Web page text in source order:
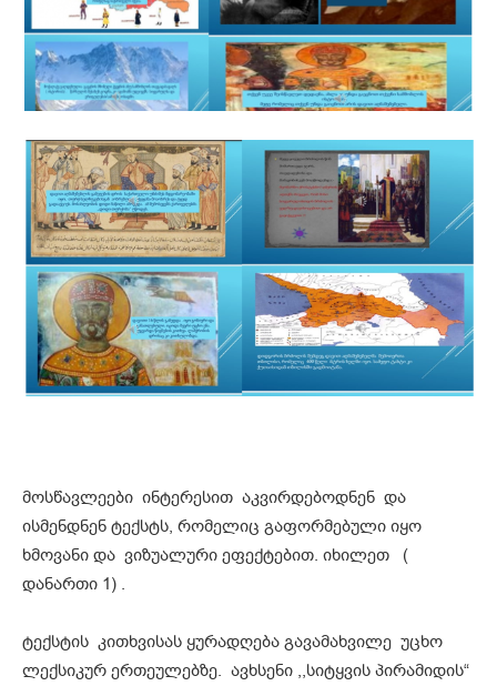
მოსწავლეები ინტერესით აკვირდებოდნენ და
ისმენდნენ ტექსტს, რომელიც გაფორმებული იყო
ხმოვანი და ვიზუალური ეფექტებით. იხილეთ (
დანართი 1) .
ტექსტის კითხვისას ყურადღება გავამახვილე უცხო
ლექსიკურ ერთეულებზე. ავხსენი ,,სიტყვის პირამიდის“